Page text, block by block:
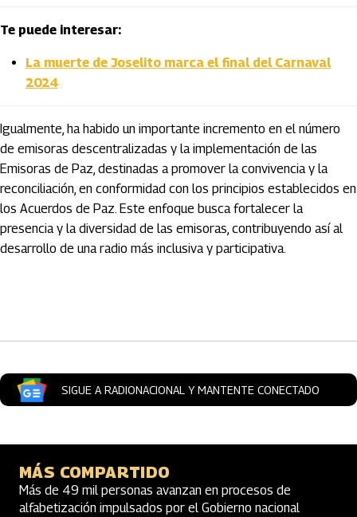
Te puede interesar:
La muerte de Joselito marca el final del Carnaval
2024
Igualmente, ha habido un importante incremento en el número
de emisoras descentralizadas y la implementación de las
Emisoras de Paz, destinadas a promover la convivencia y la
reconciliación, en conformidad con los principios establecidos en
los Acuerdos de Paz. Este enfoque busca fortalecer la
presencia y la diversidad de las emisoras, contribuyendo así al
desarrollo de una radio más inclusiva y participativa.
SIGUE A RADIONACIONAL Y MANTENTE CONECTADO
MÁS COMPARTIDO
Más de 49 mil personas avanzan en procesos de
alfabetización impulsados por el Gobierno nacional